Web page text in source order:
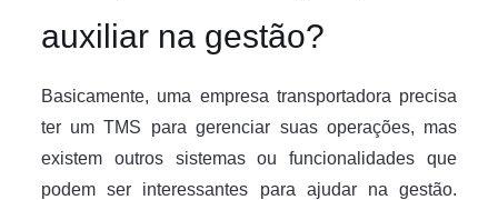
auxiliar na gestão?
Basicamente, uma empresa transportadora precisa
ter um TMS para gerenciar suas operações, mas
existem outros sistemas ou funcionalidades que
podem ser interessantes para ajudar na gestão.